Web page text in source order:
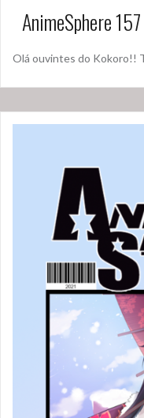
AnimeSphere
Olá ouvintes do Kokoro!!